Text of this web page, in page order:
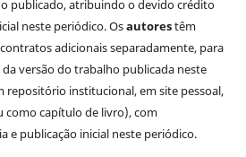
publicado, atribuindo o devido crédito
neste periódico. Osautorestêm
adicionais separadamente, para
versão do trabalho publicada neste
repositório institucional, em site pessoal,
como capítulo de livro), com
e publicação inicial neste periódico.